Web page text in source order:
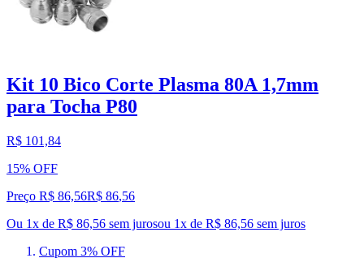
Kit 10 Bico Corte Plasma 80A 1,7mm
para Tocha P80
R$ 101,84
15% OFF
Preço R$ 86,56R$ 86,56
Ou 1x de R$ 86,56 sem jurosou 1x de R$ 86,56 sem juros
Cupom 3% OFF